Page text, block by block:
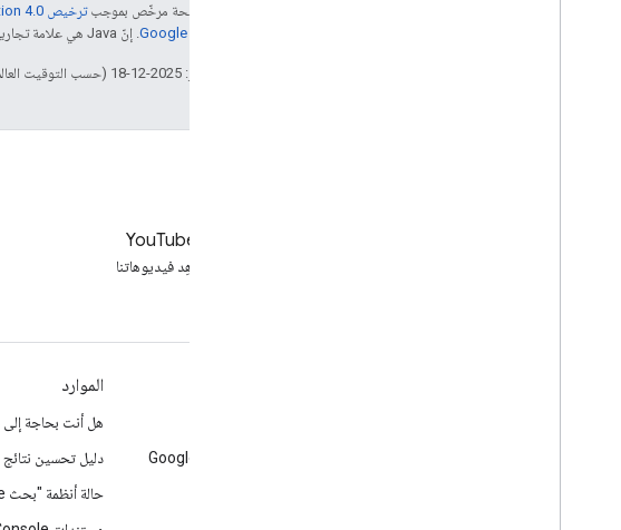
إنّ محتوى هذه الصفحة مرخّص بموجبترخيص Creative Commons Attribution 4.0‏
. إنّ Java هي علامة تجارية مسجَّلة لشركة Oracle و/أو شركائها التابعين.
تاريخ التعديل الأخير: 2025-12-18 (حسب التوقيت العالمي المتفَّق عليه)
YouTube
شاهِد فيديوهاتنا
الموارد
هل أنت بحاجة
دليل تحسين
حالة أنظمة "بحث Google"